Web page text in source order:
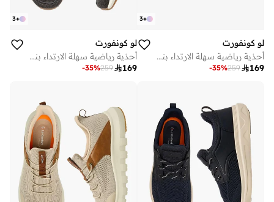
+
3
لو كونفورت
أحذية رياضية سهلة الارتداء بنقوش
169
259
-35%
+
3
لو كونفورت
أحذية رياضية سهلة الارتداء بنقوش
169
259
-35%